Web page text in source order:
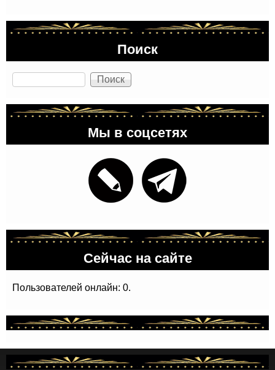
Поиск
Поиск
Мы в соцсетях
Сейчас на сайте
Пользователей онлайн: 0.